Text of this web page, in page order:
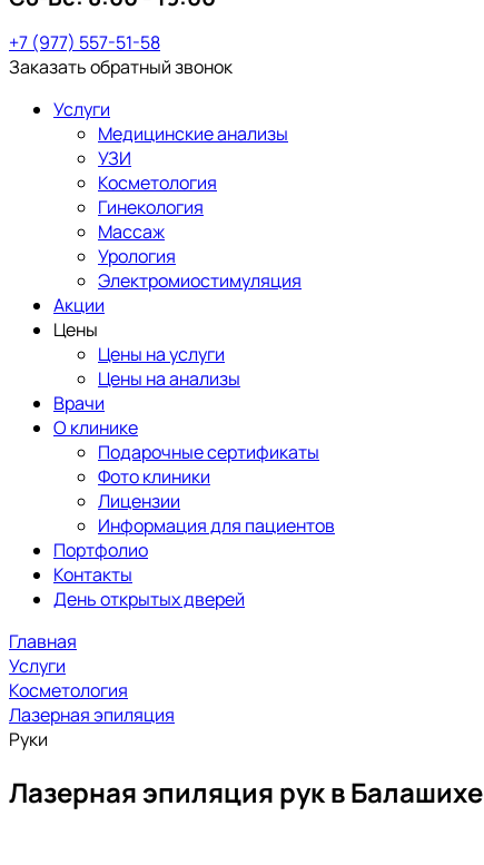
+7 (977) 557-51-58
Заказать обратный звонок
Услуги
Медицинские анализы
УЗИ
Косметология
Гинекология
Массаж
Урология
Электромиостимуляция
Акции
Цены
Цены на услуги
Цены на анализы
Врачи
О клинике
Подарочные сертификаты
Фото клиники
Лицензии
Информация для пациентов
Портфолио
Контакты
День открытых дверей
Главная
Услуги
Косметология
Лазерная эпиляция
Руки
Лазерная эпиляция рук в Балашихе